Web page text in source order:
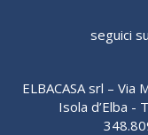
seguici su
ELBACASA srl –
Isola d’Elba -